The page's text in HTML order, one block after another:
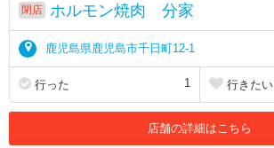
閉店 ホルモン焼肉 分家
鹿児島県鹿児島市千日町12-1
行った 1 行きたい
店舗の詳細はこちら